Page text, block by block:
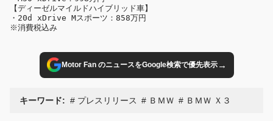
【ディーゼルマイルドハイブリッド車】
・20d xDrive Mスポーツ：858万円
※消費税込み
Motor Fan のニュースをGoogle検索で優先表示→
キーワード: プレスリリース ＢＭＷ ＢＭＷ Ｘ３